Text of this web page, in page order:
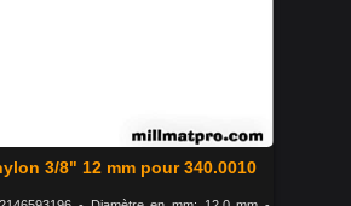
3/8" 12 mm pour 340.0010